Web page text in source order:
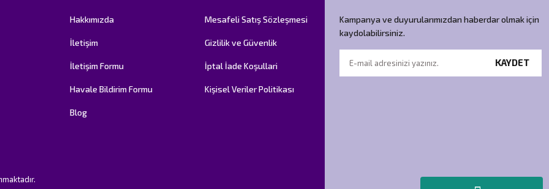
Hakkımızda
İletişim
İletişim Formu
Havale Bildirim Formu
Blog
Mesafeli Satış Sözleşmesi
Gizlilik ve Güvenlik
İptal İade Koşullari
Kişisel Veriler Politikası
Kampanya ve duyurularımızdan haberdar olmak için
kaydolabilirsiniz.
KAYDET